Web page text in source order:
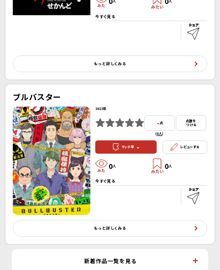
人 人
今すぐ見る
もっと詳しくみる
ブルバスター
2023年
-点
(0人）
点数を
つける
マッチ率 - レビューする
0人 0人
今すぐ見る
もっと詳しくみる
新着作品一覧を見る